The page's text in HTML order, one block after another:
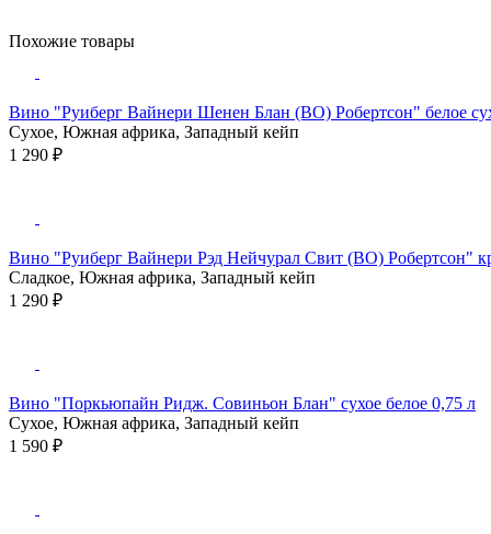
Похожие товары
Вино "Руиберг Вайнери Шенен Блан (ВО) Робертсон" белое
Сухое, Южная африка, Западный кейп
1 290 ₽
Вино "Руиберг Вайнери Рэд Нейчурал Свит (ВО) Робертсон"
Сладкое, Южная африка, Западный кейп
1 290 ₽
Вино "Поркьюпайн Ридж. Совиньон Блан" сухое белое 0,75 л
Сухое, Южная африка, Западный кейп
1 590 ₽